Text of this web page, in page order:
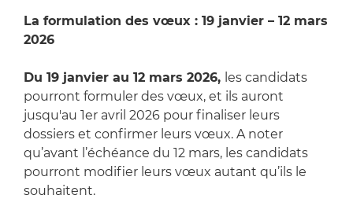
La formulation des vœux : 19 janvier – 12 mars
2026
Du 19 janvier au 12 mars 2026, les candidats
pourront formuler des vœux, et ils auront
jusqu'au 1er avril 2026 pour finaliser leurs
dossiers et confirmer leurs vœux. A noter
qu’avant l’échéance du 12 mars, les candidats
pourront modifier leurs vœux autant qu’ils le
souhaitent.